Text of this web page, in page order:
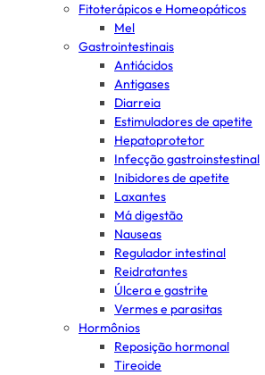
Fitoterápicos e Homeopáticos
Mel
Gastrointestinais
Antiácidos
Antigases
Diarreia
Estimuladores de apetite
Hepatoprotetor
Infecção gastroinstestinal
Inibidores de apetite
Laxantes
Má digestão
Nauseas
Regulador intestinal
Reidratantes
Úlcera e gastrite
Vermes e parasitas
Hormônios
Reposição hormonal
Tireoide